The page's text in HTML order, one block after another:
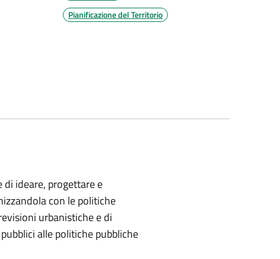
Pianificazione del Territorio
ideare, progettare e
con le politiche
urbanistiche e di
alle politiche pubbliche